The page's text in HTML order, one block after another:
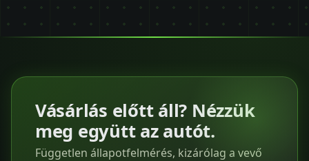
Vásárlás előtt áll? Nézzük
meg együtt az autót.
Független állapotfelmérés, kizárólag a vevő